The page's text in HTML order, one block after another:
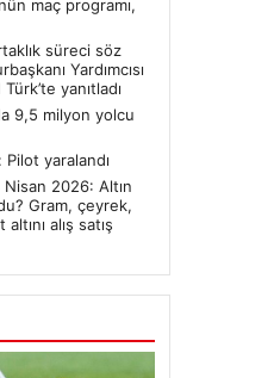
maç programı,
süreci söz
Yardımcısı
yanıtladı
9,5 milyon yolcu
yaralandı
Nisan 2026: Altın
Gram, çeyrek,
alış satış